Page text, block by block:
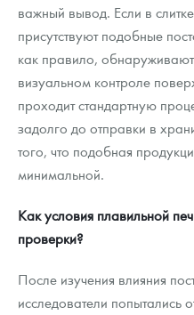
важный вывод. Если в
присутствуют подобные
как правило,
визуальном контроле
проходит стандартную
задолго до отправки в
того, что подобная
минимальной.
Как условия плавильной
проверки?
После изучения влияния
исследователи попытались